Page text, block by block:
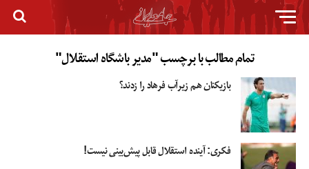
تمام مطالب با برچسب "مدیر باشگاه استقلال"
بازیکنان هم زیرآب فرهاد را زدند؟
فکری: آینده استقلال قابل پیش‌بینی نیست!